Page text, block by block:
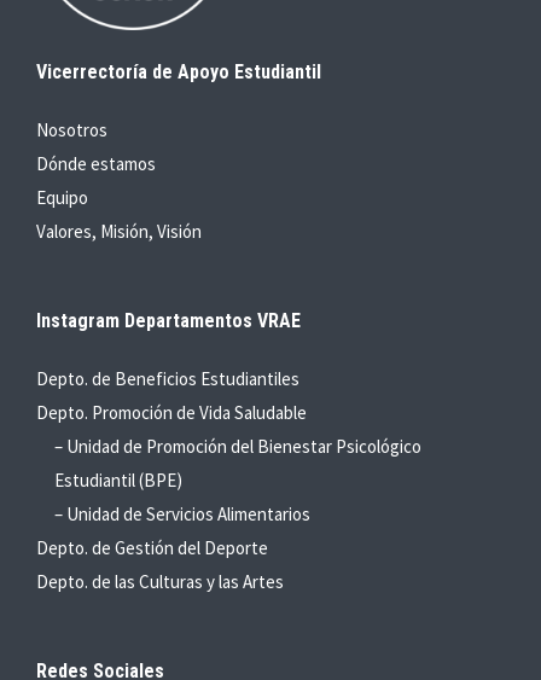
Vicerrectoría de Apoyo Estudiantil
Nosotros
Dónde estamos
Equipo
Valores, Misión, Visión
Instagram Departamentos VRAE
Depto. de Beneficios Estudiantiles
Depto. Promoción de Vida Saludable
– Unidad de Promoción del Bienestar Psicológico
Estudiantil (BPE)
– Unidad de Servicios Alimentarios
Depto. de Gestión del Deporte
Depto. de las Culturas y las Artes
Redes Sociales